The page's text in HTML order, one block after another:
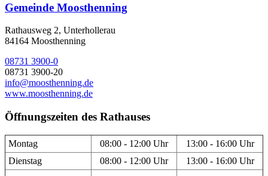
Gemeinde Moosthenning
Rathausweg 2, Unterhollerau
84164 Moosthenning
08731 3900-0
08731 3900-20
info@moosthenning.de
www.moosthenning.de
Öffnungszeiten des Rathauses
Montag 08:00 - 12:00 Uhr
13:00 - 16:00 Uhr
Dienstag
08:00 - 12:00 Uhr 13:00 - 16:00 Uhr